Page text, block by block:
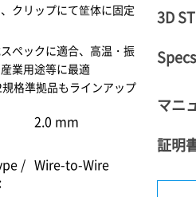
クリップにて筐体に固定
ペックに適合、高温・振
業用途等に最適
規格準拠品もラインアップ
2.0 mm
/ Wire-to-Wire
3D
マニ
証明